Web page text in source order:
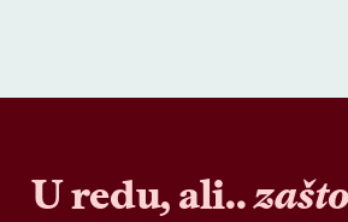
U redu, ali..zašto